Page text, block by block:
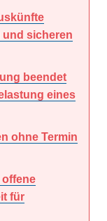
sicheren
beendet
eines
ohne Termin
für